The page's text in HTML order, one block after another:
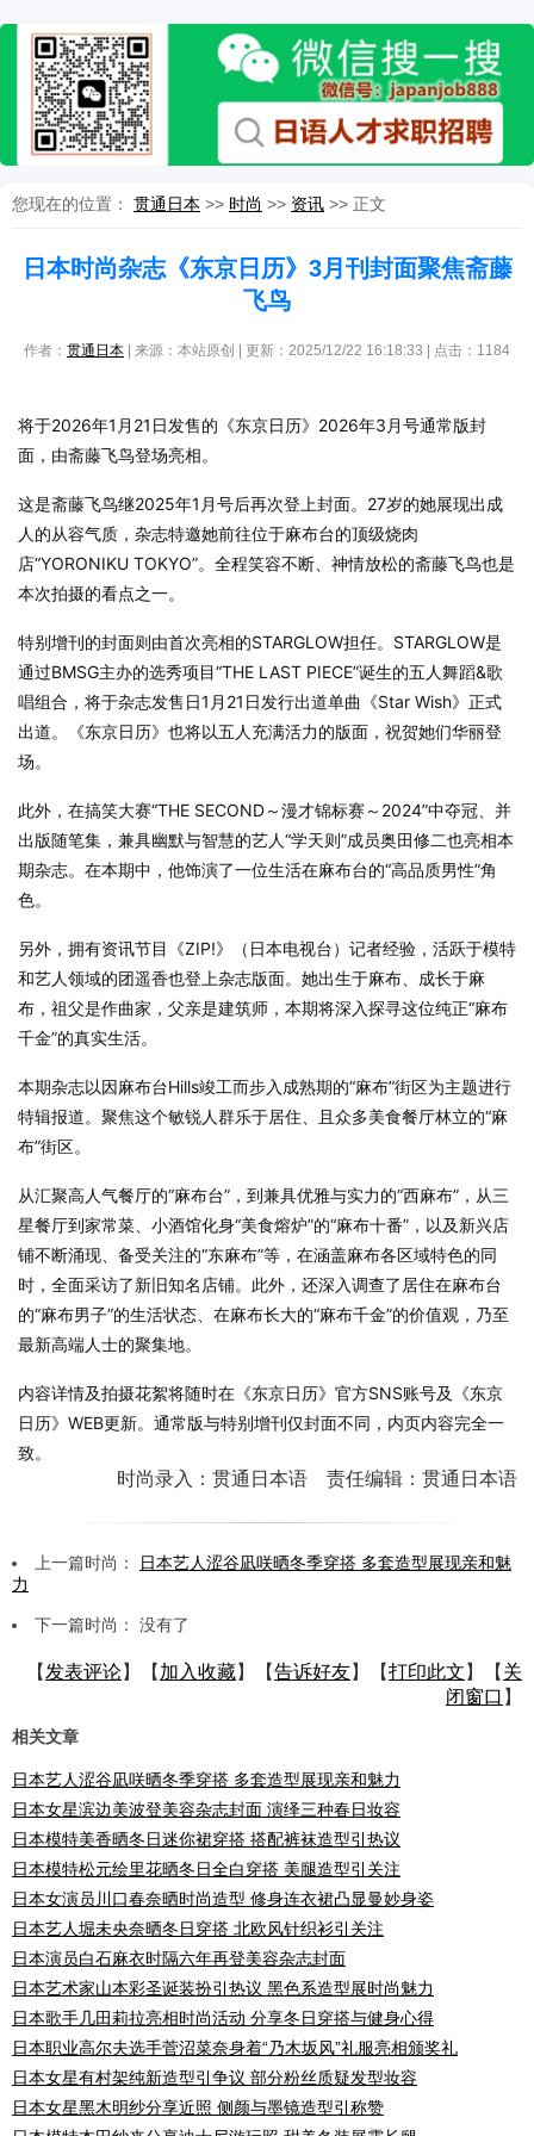
您现在的位置： 贯通日本 >> 时尚 >> 资讯 >> 正文
日本时尚杂志《东京日历》3月刊封面聚焦斋藤
飞鸟
作者： 贯通日本 | 来源：本站原创 | 更新：2025/12/22 16:18:33 | 点击： 1184
将于2026年1月21日发售的《东京日历》2026年3月号通常版封
面，由斋藤飞鸟登场亮相。
这是斋藤飞鸟继2025年1月号后再次登上封面。27岁的她展现出成
人的从容气质，杂志特邀她前往位于麻布台的顶级烧肉
店“YORONIKU TOKYO”。全程笑容不断、神情放松的斋藤飞鸟也是
本次拍摄的看点之一。
特别增刊的封面则由首次亮相的STARGLOW担任。STARGLOW是
通过BMSG主办的选秀项目“THE LAST PIECE”诞生的五人舞蹈&歌
唱组合，将于杂志发售日1月21日发行出道单曲《Star Wish》正式
出道。《东京日历》也将以五人充满活力的版面，祝贺她们华丽登
场。
此外，在搞笑大赛“THE SECOND～漫才锦标赛～2024”中夺冠、并
出版随笔集，兼具幽默与智慧的艺人“学天则”成员奥田修二也亮相本
期杂志。在本期中，他饰演了一位生活在麻布台的“高品质男性”角
色。
另外，拥有资讯节目《ZIP!》（日本电视台）记者经验，活跃于模特
和艺人领域的团遥香也登上杂志版面。她出生于麻布、成长于麻
布，祖父是作曲家，父亲是建筑师，本期将深入探寻这位纯正“麻布
千金”的真实生活。
本期杂志以因麻布台Hills竣工而步入成熟期的“麻布”街区为主题进行
特辑报道。聚焦这个敏锐人群乐于居住、且众多美食餐厅林立的“麻
布”街区。
从汇聚高人气餐厅的“麻布台”，到兼具优雅与实力的“西麻布”，从三
星餐厅到家常菜、小酒馆化身“美食熔炉”的“麻布十番”，以及新兴店
铺不断涌现、备受关注的“东麻布”等，在涵盖麻布各区域特色的同
时，全面采访了新旧知名店铺。此外，还深入调查了居住在麻布台
的“麻布男子”的生活状态、在麻布长大的“麻布千金”的价值观，乃至
最新高端人士的聚集地。
内容详情及拍摄花絮将随时在《东京日历》官方SNS账号及《东京
日历》WEB更新。通常版与特别增刊仅封面不同，内页内容完全一
致。
时尚录入：贯通日本语 责任编辑：贯通日本语
上一篇时尚：
日本艺人涩谷凪咲晒冬季穿搭 多套造型展现亲和魅
力
下一篇时尚： 没有了
【 发表评论】【 加入收藏】【告诉好友】【打印此文 】【 关
闭窗口 】
相关文章
日本艺人涩谷凪咲晒冬季穿搭 多套造型展现亲和魅力
日本女星滨边美波登美容杂志封面 演绎三种春日妆容
日本模特美香晒冬日迷你裙穿搭 搭配裤袜造型引热议
日本模特松元绘里花晒冬日全白穿搭 美腿造型引关注
日本女演员川口春奈晒时尚造型 修身连衣裙凸显曼妙身姿
日本艺人堀未央奈晒冬日穿搭 北欧风针织衫引关注
日本演员白石麻衣时隔六年再登美容杂志封面
日本艺术家山本彩圣诞装扮引热议 黑色系造型展时尚魅力
日本歌手几田莉拉亮相时尚活动 分享冬日穿搭与健身心得
日本职业高尔夫选手菅沼菜奈身着“乃木坂风”礼服亮相颁奖礼
日本女星有村架纯新造型引争议 部分粉丝质疑发型妆容
日本女星黑木明纱分享近照 侧颜与墨镜造型引称赞